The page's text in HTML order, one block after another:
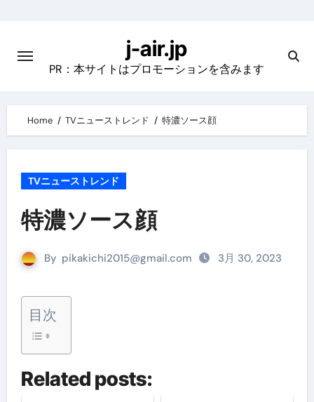
content
j-air.jp
PR：本サイトはプロモーションを含みます
Home TVニューストレンド 特濃ソース顔
TVニューストレンド
特濃ソース顔
By pikakichi2015@gmail.com 3月 30, 2023
目次
Related posts: